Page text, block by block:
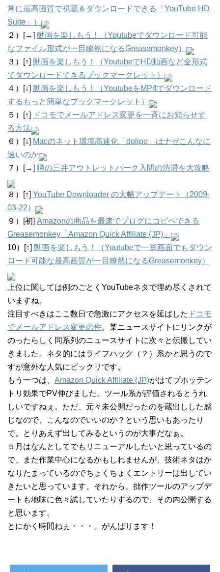
常に最高画質で視聴＆ダウンロードできる「YouTube HD
Suite」）
２）[→] 動画を楽しもう！（Youtubeでダウンロード可能
なファイル形式が一目瞭然になるGreasemonkey）
３）[↑] 動画を楽しもう！（YoutubeでHD動画など全形式
でダウンロードできるブックマークレット）
４）[↓] 動画を楽しもう！（YoutubeをMP4でダウンロード
するもっと簡単なブックマークレット）
５）[↑]
ドコモでメールアドレス変更を一斉にお知らせす
る方法
６）[↓] Macのネット環境高速化「dolipo」はナゼこんなに
速いのか
７）[→] 噂の三井アウトレットパーク入間の渋滞を大攻略
８）[↑] YouTube Downloader の大幅アップデート（2009-
03-22）
９）[初] Amazonの商品を最速でブログにコピペできる
Greasemonkey「Amazon Quick Affiliate (JP)」
10）[↑] 動画を楽しもう！（Youtubeで一覧画面でもダウン
ロード可能な最高画質が一目瞭然になるGreasemonkey）
上位に関しては例のごとくYouTubeネタで埋め尽くされて
いますね。
注目すべきはここ数日で急激にアクセスを延ばした ドコモ
でメールアドレス変更の件。某ニュースサイトにリンクが
のったらしく同系列のニュースサイトに次々と伝搬してい
きました。ネタ的にはライフハック（？）系かと思うので
すが意外な人気にビックリです。
もう一つは、 Amazon Quick Affiliate (JP)がはてブホッテン
トリ効果でPV伸びました。ツール系が評価されるとうれ
しいですねぇ。ただ、元々未公開だったのを蔵出しした感
じなので、こんなのでいいのか？という思いもあったり
で。とりあえず出してみるというのが大事だなぁ。
５月はなんとしてでもリニューアルしたいと思っているの
で、また作業中心になるかもしれませんが、技術ネタはか
なりたまっているのでちょくちょくエントリーは出してい
きたいと思っています。それから、拙作ツールのアップデ
ートも地味に色々試していたりするので、その内公開する
と思います。
とにかく時間ねぇ・・・。がんばります！